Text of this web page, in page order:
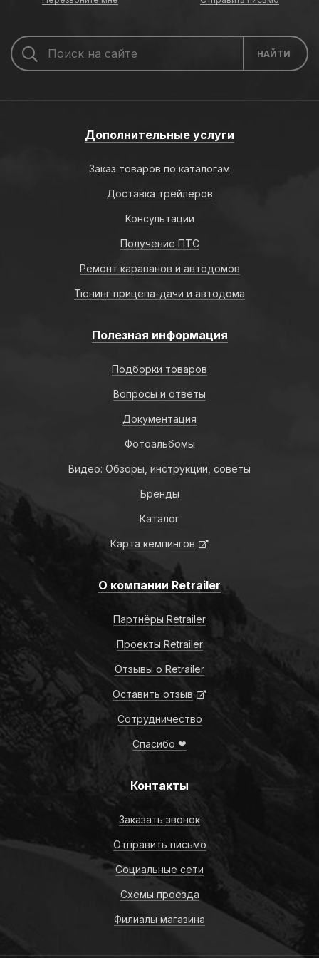
Дополнительные услуги
Заказ товаров по каталогам
Доставка трейлеров
Консультации
Получение ПТС
Ремонт караванов и автодомов
Тюнинг прицепа-дачи и автодома
Полезная информация
Подборки товаров
Вопросы и ответы
Документация
Фотоальбомы
Видео: Обзоры, инструкции, советы
Бренды
Каталог
Карта кемпингов
О компании Retrailer
Партнёры Retrailer
Проекты Retrailer
Отзывы о Retrailer
Оставить отзыв
Сотрудничество
Спасибо ❤
Контакты
Заказать звонок
Отправить письмо
Социальные сети
Схемы проезда
Филиалы магазина